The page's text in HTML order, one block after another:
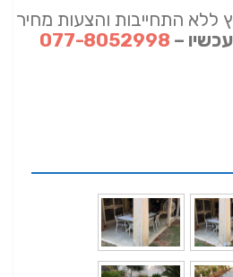
ללא התחייבות והצעות מחיר
–
077-8052998